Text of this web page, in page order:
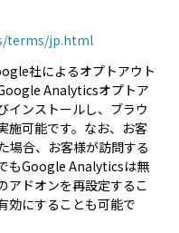
terms/jp.html
社によるオプトアウト
Analyticsオプトア
インストールし、ブラウ
施可能です。なお、お客
合、お客様が訪問する
もGoogle Analyticsは無
アドオンを再設定するこ
効にすることも可能で